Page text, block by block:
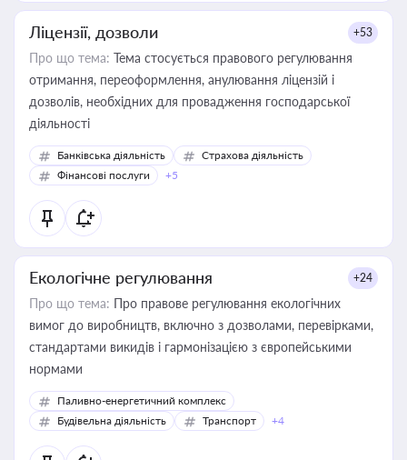
Ліцензії, дозволи +53
Про що тема: Тема стосується правового регулювання
отримання, переоформлення, анулювання ліцензій і
дозволів, необхідних для провадження господарської
діяльності
Банківська діяльність
Страхова діяльність
Фінансові послуги
+5
Екологічне регулювання +24
Про що тема: Про правове регулювання екологічних
вимог до виробництв, включно з дозволами, перевірками,
стандартами викидів і гармонізацією з європейськими
нормами
Паливно-енергетичний комплекс
Будівельна діяльність
Транспорт +4